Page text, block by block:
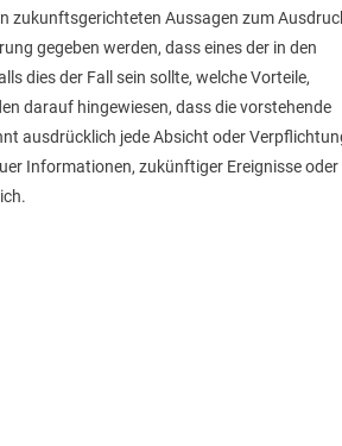
zukunftsgerichteten Aussagen zum
gegeben werden, dass eines der in den
dies der Fall sein sollte, welche Vorteile,
darauf hingewiesen, dass die vorstehende
ausdrücklich jede Absicht oder
Informationen, zukünftiger Ereignisse oder